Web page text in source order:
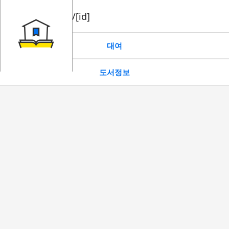
book/rent/[id]
대여
도서정보